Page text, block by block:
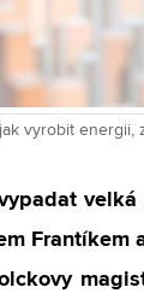
vyrobit